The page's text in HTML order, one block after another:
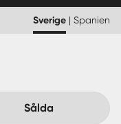
Sverige | Spanien
Sålda